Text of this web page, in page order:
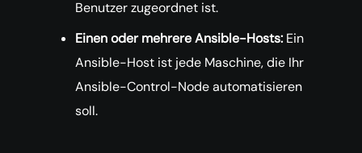
Benutzer zugeordnet ist.
Einen oder mehrere Ansible-Hosts: Ein
Ansible-Host ist jede Maschine, die Ihr
Ansible-Control-Node automatisieren
soll.